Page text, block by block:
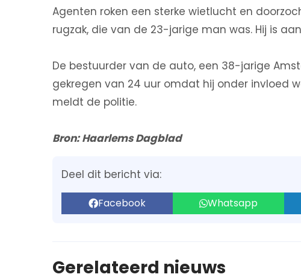
Agenten roken een sterke wietlucht en
rugzak, die van de 23-jarige man was. Hij is
De bestuurder van de auto, een 38-jarige
gekregen van 24 uur omdat hij onder invloed
meldt de politie.
Bron: Haarlems Dagblad
Deel dit bericht via:
Facebook Whatsapp
Gerelateerd nieuws